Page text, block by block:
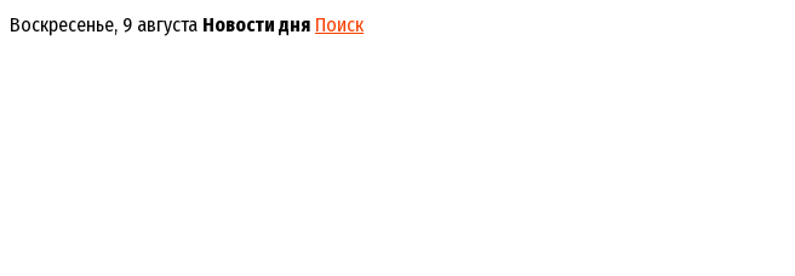
Перейти
Воскресенье, 9 августа Новости дня Поиск